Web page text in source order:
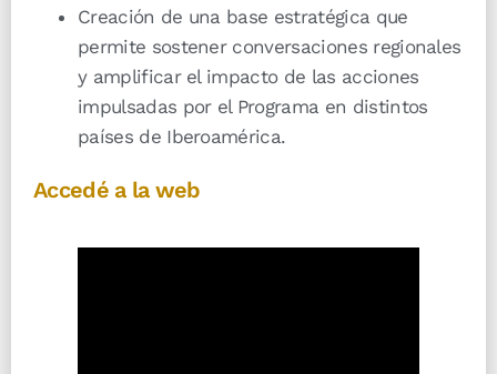
Creación de una base estratégica que
permite sostener conversaciones regionales
y amplificar el impacto de las acciones
impulsadas por el Programa en distintos
países de Iberoamérica.
Accedé a la web